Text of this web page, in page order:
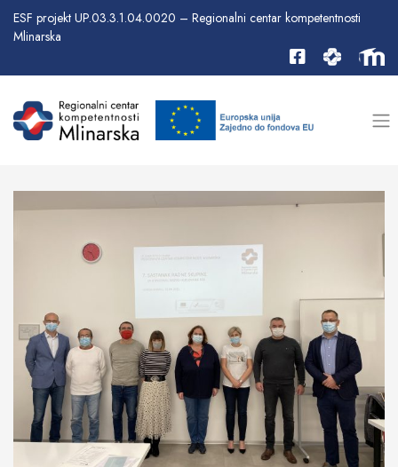
ESF projekt UP.03.3.1.04.0020 – Regionalni centar kompetentnosti
Mlinarska